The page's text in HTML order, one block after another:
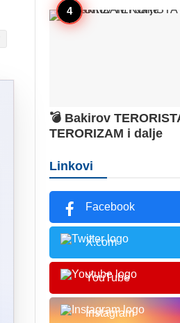
💣 Bakirov
TERORIZAM i dalje
Linkovi
Facebook
X.com
YouTube
Instagram